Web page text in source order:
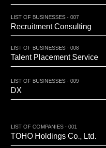
LIST OF BUSINESSES - 007
Recruitment Consulting
LIST OF BUSINESSES - 008
Talent Placement Service
LIST OF BUSINESSES - 009
DX
LIST OF COMPANIES - 001
TOHO Holdings Co., Ltd.